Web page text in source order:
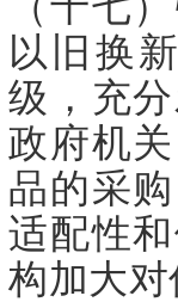
以旧换
级，充
政府机
品的采
适配性
构加大